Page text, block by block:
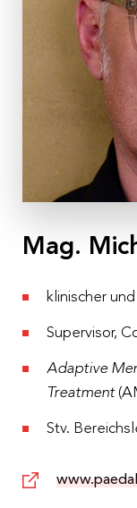
Mag.
klinischer
Supervisor,
Adaptive
Treatment
Stv.